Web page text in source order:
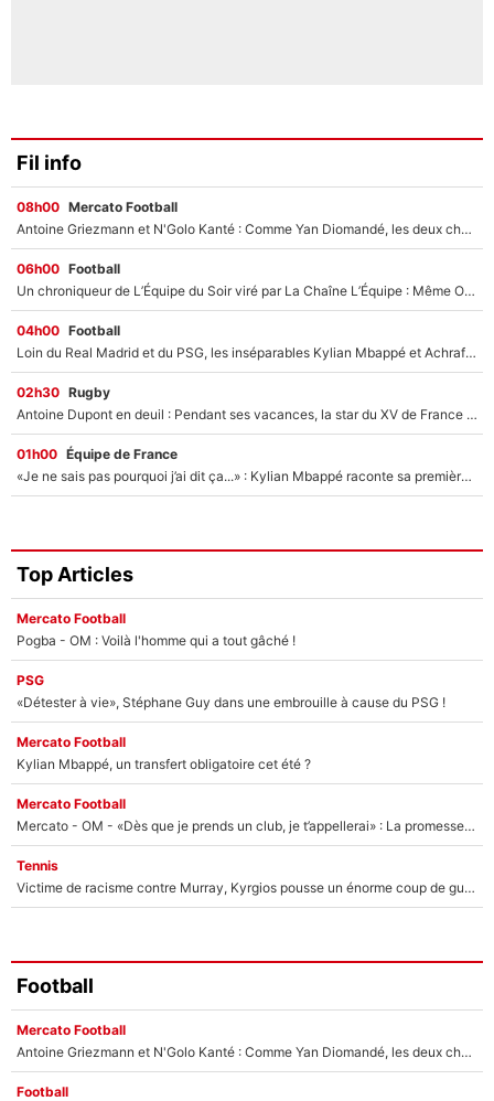
Fil info
08h00 Mercato Football
Antoine Griezmann et N'Golo Kanté : Comme Yan Diomandé, les deux champions du monde ont refusé de signer au PSG !
06h00 Football
Un chroniqueur de L’Équipe du Soir viré par La Chaîne L’Équipe : Même Olivier Ménard n’avait pas pu empêcher son départ, «je l’ai appris sur Twitter, je l’ai vécu assez mal»
04h00 Football
Loin du Real Madrid et du PSG, les inséparables Kylian Mbappé et Achraf Hakimi changent d'équipe le temps d'une journée !
02h30 Rugby
Antoine Dupont en deuil : Pendant ses vacances, la star du XV de France a perdu sa grand-mère
01h00 Équipe de France
«Je ne sais pas pourquoi j’ai dit ça...» : Kylian Mbappé raconte sa première rencontre avec Zinédine Zidane (et c’est très drôle)
Top Articles
Mercato Football
Pogba - OM : Voilà l'homme qui a tout gâché !
PSG
«Détester à vie», Stéphane Guy dans une embrouille à cause du PSG !
Mercato Football
Kylian Mbappé, un transfert obligatoire cet été ?
Mercato Football
Mercato - OM - «Dès que je prends un club, je t’appellerai» : La promesse de Marcelino au moment de claquer la porte
Tennis
Victime de racisme contre Murray, Kyrgios pousse un énorme coup de gueule !
Football
Mercato Football
Antoine Griezmann et N'Golo Kanté : Comme Yan Diomandé, les deux champions du monde ont refusé de signer au PSG !
Football